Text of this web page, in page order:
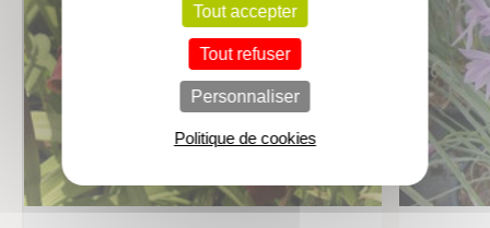
Tout accepter
Tout refuser
Personnaliser
Politique de cookies